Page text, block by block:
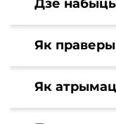
Дзе
Як
Як